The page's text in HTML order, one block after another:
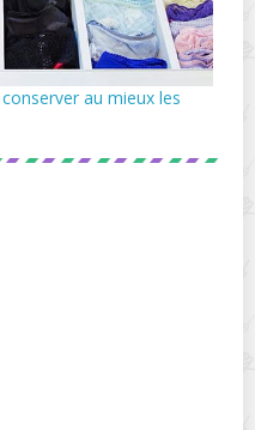
au mieux les